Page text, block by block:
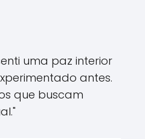
uma paz interior
antes.
que buscam